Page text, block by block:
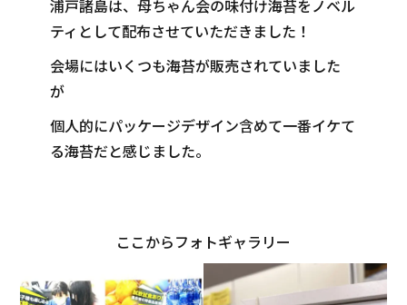
浦戸諸島は、母ちゃん会の味付け海苔をノベル
ティとして配布させていただきました！
会場にはいくつも海苔が販売されていました
が
個人的にパッケージデザイン含めて一番イケて
る海苔だと感じました。
ここからフォトギャラリー